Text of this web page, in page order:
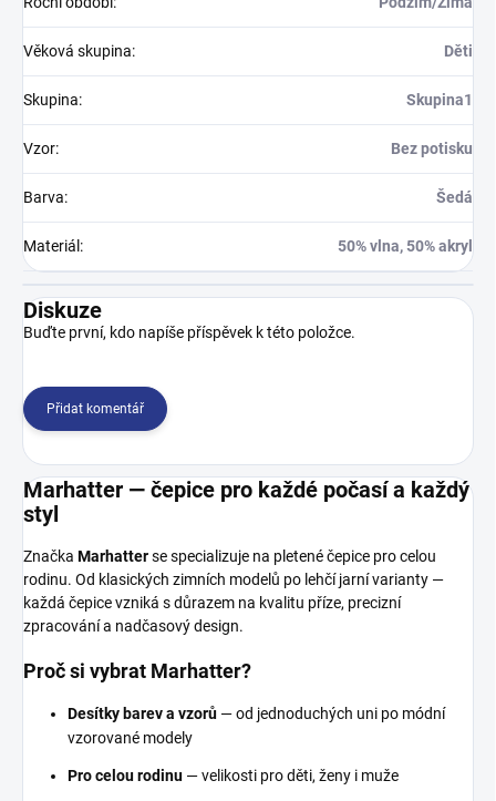
Věková skupina: Děti
Skupina: Skupina1
Vzor: Bez potisku
Barva: Šedá
Materiál : 50% vlna, 50% akryl
Diskuze
Buďte první, kdo napíše příspěvek k této položce.
Přidat komentář
Marhatter — čepice pro každé počasí a každý
styl
Značka Marhatterse specializuje na pletené čepice pro celou
rodinu. Od klasických zimních modelů po lehčí jarní varianty —
každá čepice vzniká s důrazem na kvalitu příze, precizní
zpracování a nadčasový design.
Proč si vybrat Marhatter?
Desítky barev a vzorů — od jednoduchých uni po módní
vzorované modely
Pro celou rodinu — velikosti pro děti, ženy i muže